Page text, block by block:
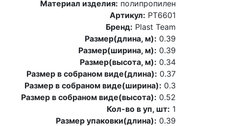
Материал изделия: полипропилен
Артикул: PT6601
Бренд: Plast Team
Размер(длина, м): 0.39
Размер(ширина, м): 0.39
Размер(высота, м): 0.34
Размер в собраном виде(длина): 0.37
Размер в собраном виде(ширина): 0.3
Размер в собраном виде(высота): 0.52
Кол-во в уп, шт: 1
Размер упаковки(длина): 0.39